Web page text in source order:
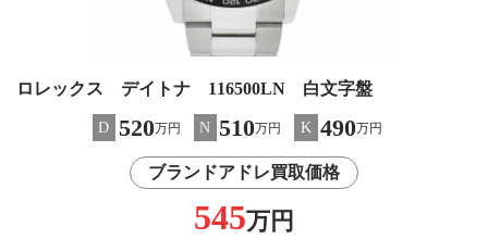
ロレックス デイトナ 116500LN 白文字盤
D 520万円 N 510万円 K 490万円
ブランドアドレ買取価格
545万円